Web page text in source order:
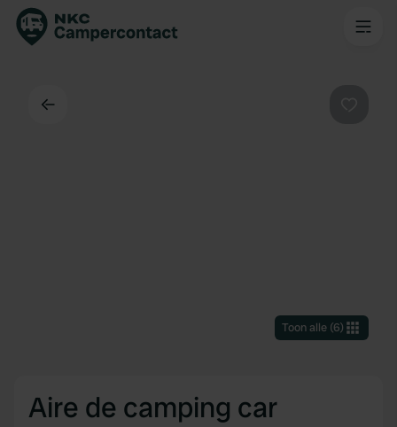
Toon alle(6)
Aire de camping car